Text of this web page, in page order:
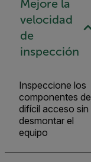
Mejore la
velocidad
de
inspección
Inspeccione los
componentes de
difícil acceso sin
desmontar el
equipo